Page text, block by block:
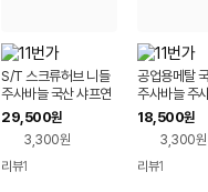
S/T 스크류허브 니들
주사바늘 국산 샤프연
마/90도 커팅
29,500원
3,300원
리뷰1
공업용메탈
주사바늘 주
p needle
18,500원
3,300원
리뷰1